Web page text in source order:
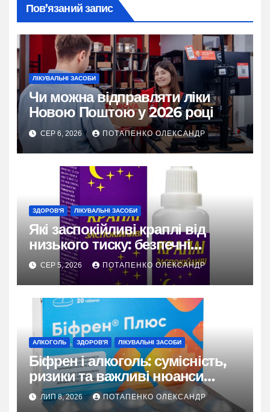
Пов’язаний запис
ЛІКУВАЛЬНІ ЗАСОБИ
Чи можна відправляти ліки
Новою Поштою у 2026 році
СЕР 6, 2026 ПОТАПЕНКО ОЛЕКСАНДР
ЗДОРОВ'Я ЛІКУВАЛЬНІ ЗАСОБИ
Які заспокійливі краплі від
низького тиску: безпечні
варіанти
СЕР 5, 2026 ПОТАПЕНКО ОЛЕКСАНДР
АЛКОГОЛЬ ЗДОРОВ'Я ЛІКУВАЛЬНІ ЗАСОБИ
Біфрен і алкоголь: сумісність,
ризики та важливі нюанси
застосування
ЛИП 8, 2026 ПОТАПЕНКО ОЛЕКСАНДР